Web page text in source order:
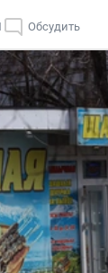
Обсудить